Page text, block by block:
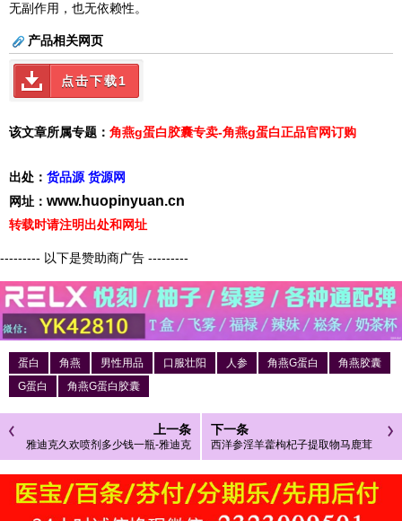
无副作用，也无依赖性。
产品相关网页
点击下载1
该文章所属专题： 角燕g蛋白胶囊专卖-角燕g蛋白正品官网订购
出处： 货品源 货源网
网址： www.huopinyuan.cn
转载时请注明出处和网址
--------- 以下是赞助商广告 ---------
蛋白 角燕 男性用品 口服壮阳 人参 角燕G蛋白
角燕胶囊
G蛋白
角燕G蛋白胶囊
上一条
雅迪克久欢喷剂多少钱一瓶-雅迪克
喷剂可信吗-男性延时喷剂哪款好
下一条
西洋参淫羊藿枸杞子提取物马鹿茸
软胶囊功效与作用南京同仁堂出品